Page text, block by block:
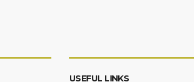
USEFUL LINKS